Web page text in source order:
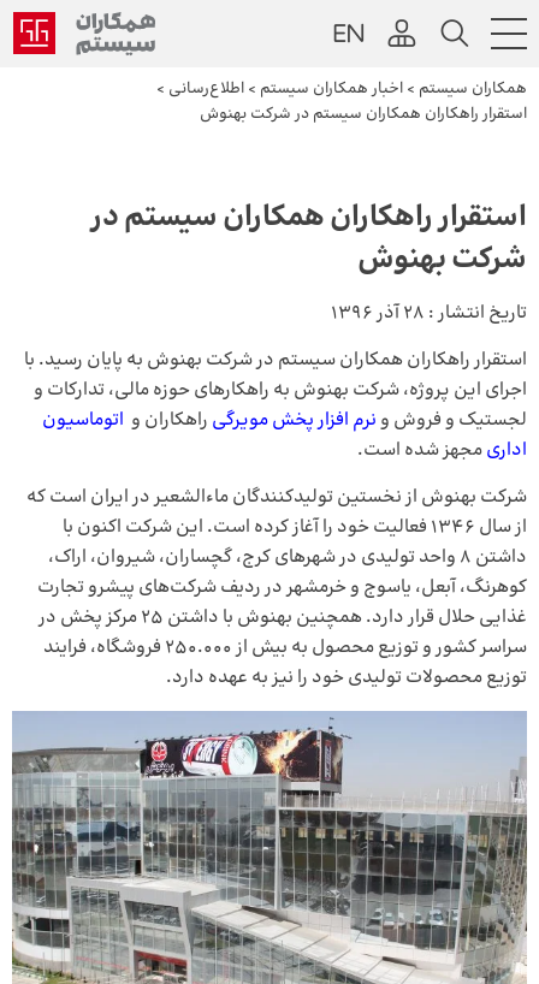
همکاران سیستم > اخبار همکاران سیستم > اطلاع‌رسانی >
استقرار راهکاران همکاران سیستم در شرکت بهنوش
استقرار راهکاران همکاران سیستم در
شرکت بهنوش
تاریخ انتشار : 28 آذر 1396
استقرار راهکاران همکاران سیستم در شرکت بهنوش به پایان رسید. با
اجرای این پروژه، شرکت بهنوش به راهکارهای حوزه مالی، تدارکات و
لجستیک و فروش ونرم افزار پخش مویرگی راهکاران و اتوماسیون
اداریمجهز شده است.
شرکت بهنوش از نخستین تولیدکنندگان ماءالشعیر در ایران است که
از سال ۱۳۴۶ فعالیت خود را آغاز کرده است. این شرکت اکنون با
داشتن ۸ واحد تولیدی در شهرهای کرج، گچساران، شیروان، اراک،
کوهرنگ، آبعل، یاسوج و خرمشهر در ردیف شرکت‌های پیشرو تجارت
غذایی حلال قرار دارد. همچنین بهنوش با داشتن ۲۵ مرکز پخش در
سراسر کشور و توزیع محصول به بیش از ۲۵۰.۰۰۰ فروشگاه، فرایند
توزیع محصولات تولیدی خود را نیز به عهده دارد.